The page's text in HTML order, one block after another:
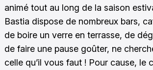
animé tout au long de la saison
Bastia dispose de nombreux bars,
de boire un verre en terrasse, de
de faire une pause goûter, ne
celle qu’il vous faut ! Pour cause,